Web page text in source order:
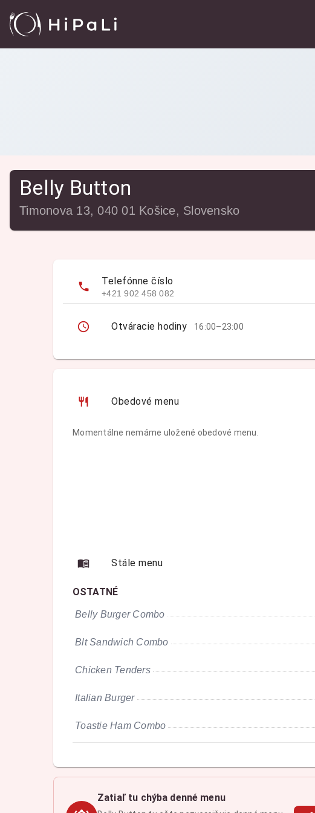
Reštaurácie Belly Button
Belly Button
Timonova 13, 040 01 Košice, Slovensko
Telefónne číslo
+421 902 458 082
Otváracie hodiny 16:00–23:00
Obedové menu
Momentálne nemáme uložené obedové menu.
Stále menu
OSTATNÉ
Belly Burger Combo
Blt Sandwich Combo
Chicken Tenders
Italian Burger
Toastie Ham Combo
Zatiaľ tu chýba denné menu